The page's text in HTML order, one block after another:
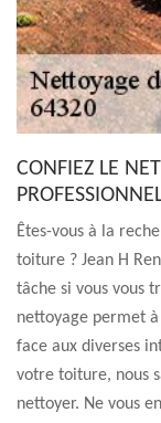
CONFIEZ LE
Êtes-vous à la
toiture ? Jean H
tâche si vous vous
nettoyage permet
face aux diverses
votre toiture, nous
nettoyer. Ne vous